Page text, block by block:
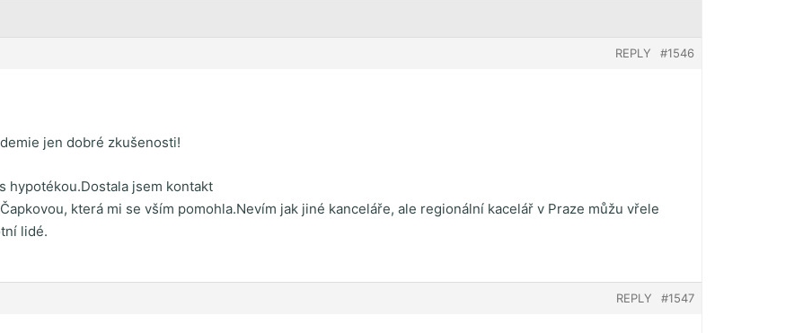
#1546
REPLY
jen dobré zkušenosti!
hypotékou.Dostala jsem kontakt
která mi se vším pomohla.Nevím jak jiné kanceláře, ale regionální kacelář v Praze můžu vřele
lidé.
#1547
REPLY